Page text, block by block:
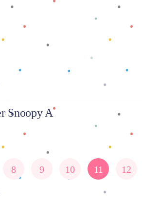
Snoopy A
8 9 10 11 12